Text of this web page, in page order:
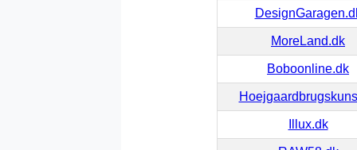
MoreLand.dk
Boboonline.dk
Illux.dk